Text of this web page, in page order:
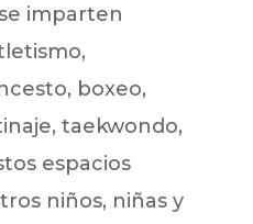
imparten
boxeo,
taekwondo,
espacios
niños, niñas y